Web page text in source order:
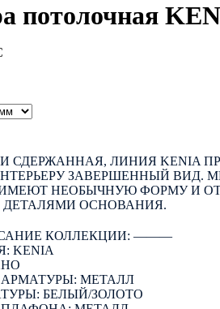
потолочная
СДЕРЖАННАЯ, ЛИНИЯ KENIA
ЗАВЕРШЕННЫЙ ВИД.
НЕОБЫЧНУЮ ФОРМУ И
ОСНОВАНИЯ.
КОЛЛЕКЦИИ: ―――
KENIA
МЕТАЛЛ
БЕЛЫЙ/ЗОЛОТО